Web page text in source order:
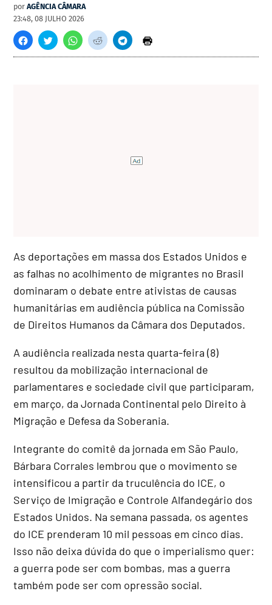
por AGÊNCIA CÂMARA
23:48, 08 JULHO 2026
As deportações em massa dos Estados Unidos e
as falhas no acolhimento de migrantes no Brasil
dominaram o debate entre ativistas de causas
humanitárias em audiência pública na Comissão
de Direitos Humanos da Câmara dos Deputados.
A audiência realizada nesta quarta-feira (8)
resultou da mobilização internacional de
parlamentares e sociedade civil que participaram,
em março, da Jornada Continental pelo Direito à
Migração e Defesa da Soberania.
Integrante do comitê da jornada em São Paulo,
Bárbara Corrales lembrou que o movimento se
intensificou a partir da truculência do ICE, o
Serviço de Imigração e Controle Alfandegário dos
Estados Unidos. Na semana passada, os agentes
do ICE prenderam 10 mil pessoas em cinco dias.
Isso não deixa dúvida do que o imperialismo quer:
a guerra pode ser com bombas, mas a guerra
também pode ser com opressão social.